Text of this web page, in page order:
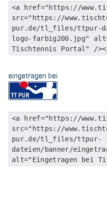
<a href="https://
src="https://
pur.de/tl_files/ttpur-
logo-farbig200.jpg"
Tischtennis Portal" /
<a href="https://
src="https://
pur.de/tl_files/ttpur-
dateien/banner/
alt="Eingetragen bei